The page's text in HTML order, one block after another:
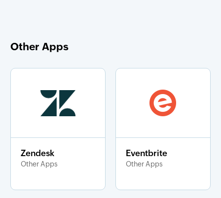
Other Apps
Zendesk
Other Apps
Eventbrite
Other Apps